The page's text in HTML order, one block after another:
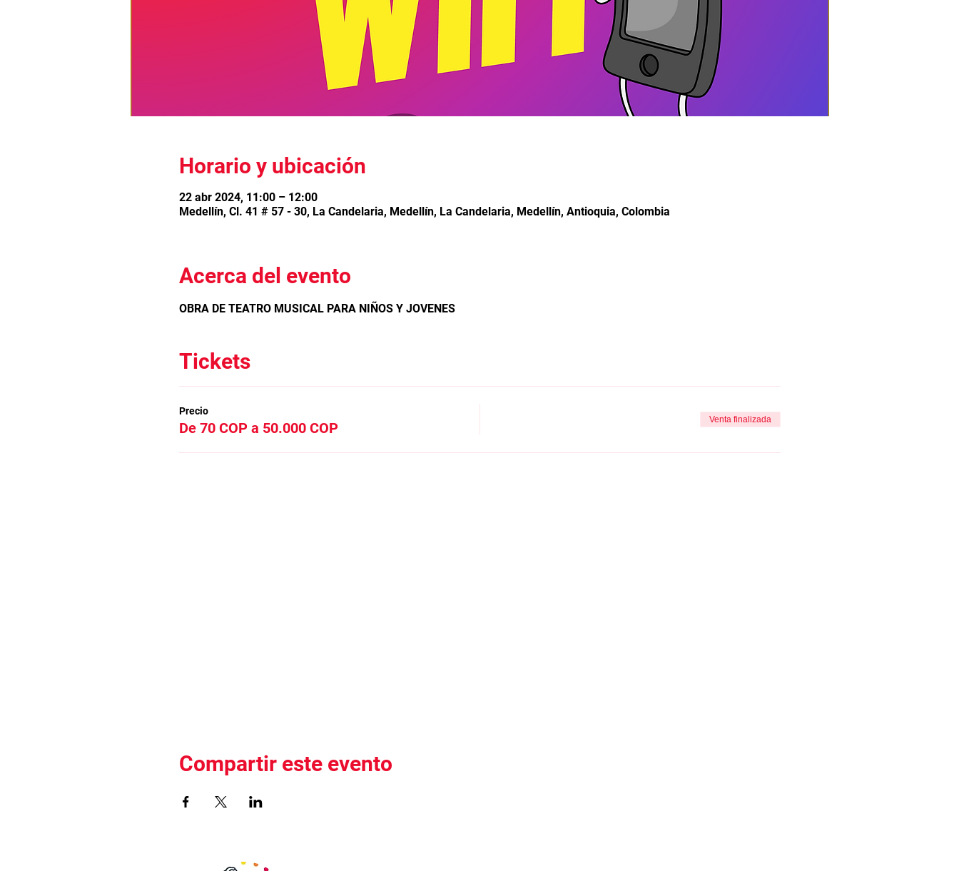
Horario y ubicación
22 abr 2024, 11:00 – 12:00
Medellín, Cl. 41 # 57 - 30, La Candelaria, Medellín, La Candelaria, Medellín, Antioquia, Colombia
Acerca del evento
OBRA DE TEATRO MUSICAL PARA NIÑOS Y JOVENES
Tickets
Precio
De 70 COP a 50.000 COP Venta finalizada
Compartir este evento